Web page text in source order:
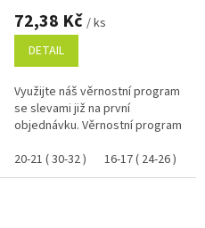
72,38 Kč / ks
DETAIL
Využijte náš věrnostní program
se slevami již na první
objednávku. Věrnostní program
20-21 ( 30-32 )
16-17 ( 24-26 )